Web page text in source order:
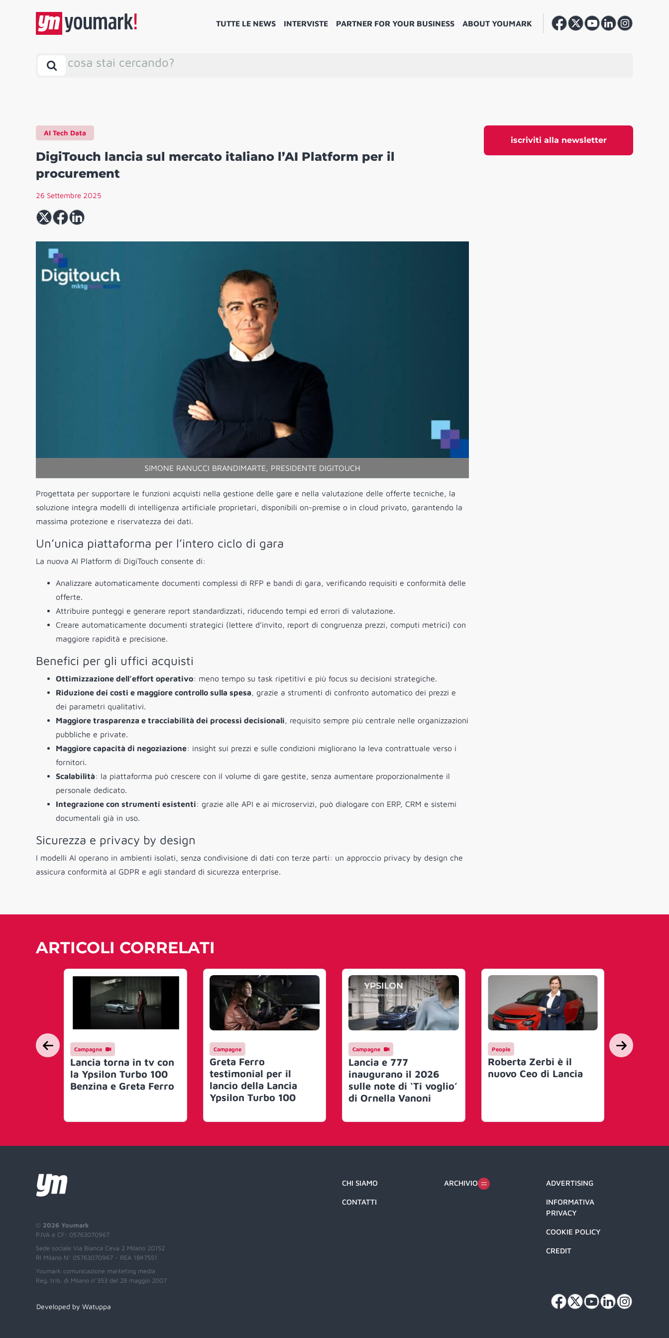
TUTTE LE NEWS INTERVISTE PARTNER FOR YOUR BUSINESS ABOUT YOUMARK
cosa stai cercando?
iscriviti alla newsletter
AI Tech Data
DigiTouch lancia sul mercato italiano l’AI Platform per il
procurement
26 Settembre 2025
SIMONE RANUCCI BRANDIMARTE, PRESIDENTE DIGITOUCH
Progettata per supportare le funzioni acquisti nella gestione delle gare e nella valutazione delle offerte tecniche, la
soluzione integra modelli di intelligenza artificiale proprietari, disponibili on-premise o in cloud privato, garantendo la
massima protezione e riservatezza dei dati.
Un’unica piattaforma per l’intero ciclo di gara
La nuova AI Platform di DigiTouch consente di:
Analizzare automaticamente documenti complessi di RFP e bandi di gara, verificando requisiti e conformità delle
offerte.
Attribuire punteggi e generare report standardizzati, riducendo tempi ed errori di valutazione.
Creare automaticamente documenti strategici (lettere d’invito, report di congruenza prezzi, computi metrici) con
maggiore rapidità e precisione.
Benefici per gli uffici acquisti
Ottimizzazione dell’effort operativo: meno tempo su task ripetitivi e più focus su decisioni strategiche.
Riduzione dei costi e maggiore controllo sulla spesa, grazie a strumenti di confronto automatico dei prezzi e
dei parametri qualitativi.
Maggiore trasparenza e tracciabilità dei processi decisionali, requisito sempre più centrale nelle organizzazioni
pubbliche e private.
Maggiore capacità di negoziazione: insight sui prezzi e sulle condizioni migliorano la leva contrattuale verso i
fornitori.
Scalabilità: la piattaforma può crescere con il volume di gare gestite, senza aumentare proporzionalmente il
personale dedicato.
Integrazione con strumenti esistenti: grazie alle API e ai microservizi, può dialogare con ERP, CRM e sistemi
documentali già in uso.
Sicurezza e privacy by design
I modelli AI operano in ambienti isolati, senza condivisione di dati con terze parti: un approccio privacy by design che
assicura conformità al GDPR e agli standard di sicurezza enterprise.
ARTICOLI CORRELATI
Campagne
Lancia torna in tv con
la Ypsilon Turbo 100
Benzina e Greta Ferro
Campagne
Greta Ferro
testimonial per il
lancio della Lancia
Ypsilon Turbo 100
Campagne
Lancia e 777
inaugurano il 2026
sulle note di ‘Ti voglio’
di Ornella Vanoni
People
Roberta Zerbi è il
nuovo Ceo di Lancia
Campagne
© 2026 Youmark
P.IVA e CF: 05763070967
Sede sociale Via Bianca Ceva 2 Milano 20152
RI Milano N° 05763070967 - REA 1847551
Youmark comunicazione marketing media
Reg. trib. di Milano n°353 del 28 maggio 2007
CHI SIAMO
CONTATTI
ARCHIVIO ADVERTISING
INFORMATIVA
PRIVACY
COOKIE POLICY
CREDIT
Developed by Watuppa